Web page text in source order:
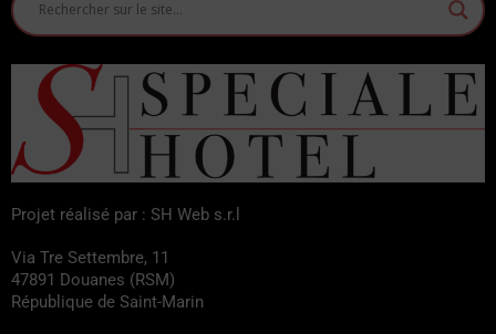
Projet réalisé par : SH Web s.r.l
Via Tre Settembre, 11
47891 Douanes (RSM)
République de Saint-Marin